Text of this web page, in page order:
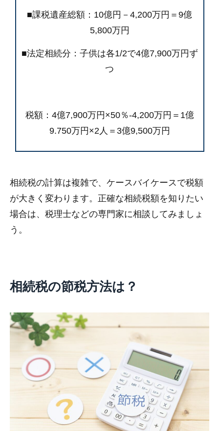
■課税遺産総額：10億円－4,200万円＝9億
5,800万円
■法定相続分：子供は各1/2で4億7,900万円ず
つ
税額：4億7,900万円×50％-4,200万円＝1億
9.750万円×2人＝3億9,500万円
相続税の計算は複雑で、ケースバイケースで税額
が大きく変わります。正確な相続税額を知りたい
場合は、税理士などの専門家に相談してみましょ
う。
相続税の節税方法は？